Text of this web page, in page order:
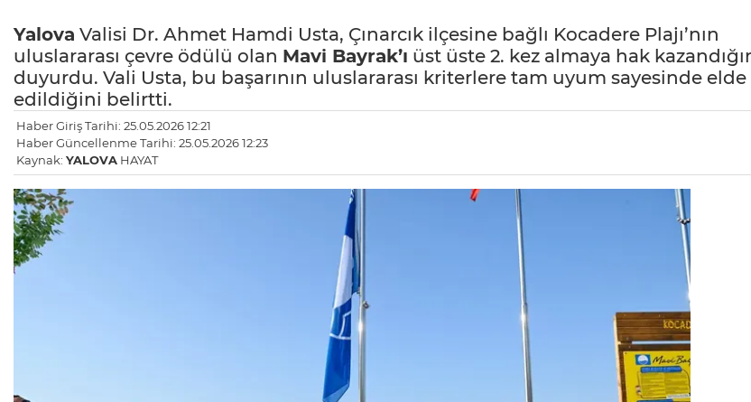
Yalova Valisi Dr. Ahmet Hamdi Usta, Çınarcık ilçesine bağlı Kocadere Plajı’nın
uluslararası çevre ödülü olan Mavi Bayrak’ı üst üste 2. kez almaya hak
duyurdu. Vali Usta, bu başarının uluslararası kriterlere tam uyum sayesinde elde
edildiğini belirtti.
Haber Giriş Tarihi: 25.05.2026 12:21
Haber Güncellenme Tarihi: 25.05.2026 12:23
Kaynak: YALOVA HAYAT